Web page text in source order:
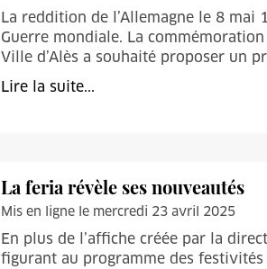
La reddition de l’Allemagne le 8 mai
Guerre mondiale. La
Ville d’Alès a souhaité proposer un
Lire la suite...
La feria révèle ses nouveautés
Mis en ligne le mercredi 23 avril 2025
En plus de l’affiche créée par la
figurant au programme des